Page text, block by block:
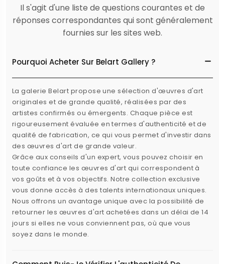
Il s'agit d'une liste de questions courantes et de
réponses correspondantes qui sont généralement
fournies sur les sites web.
Pourquoi Acheter Sur Belart Gallery ?
La galerie Belart propose une sélection d'œuvres d'art
originales et de grande qualité, réalisées par des
artistes confirmés ou émergents. Chaque pièce est
rigoureusement évaluée en termes d'authenticité et de
qualité de fabrication, ce qui vous permet d'investir dans
des œuvres d'art de grande valeur.
Grâce aux conseils d'un expert, vous pouvez choisir en
toute confiance les œuvres d'art qui correspondent à
vos goûts et à vos objectifs. Notre collection exclusive
vous donne accès à des talents internationaux uniques.
Nous offrons un avantage unique avec la possibilité de
retourner les œuvres d'art achetées dans un délai de 14
jours si elles ne vous conviennent pas, où que vous
soyez dans le monde.